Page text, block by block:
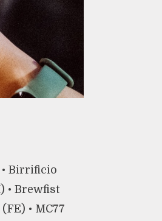
• Birrificio
• Brewfist
• MC77